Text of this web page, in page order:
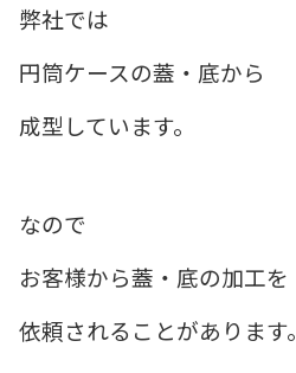
弊社では
円筒ケースの蓋・底から
成型しています。
なので
お客様から蓋・底の加工を
依頼されることがあります。